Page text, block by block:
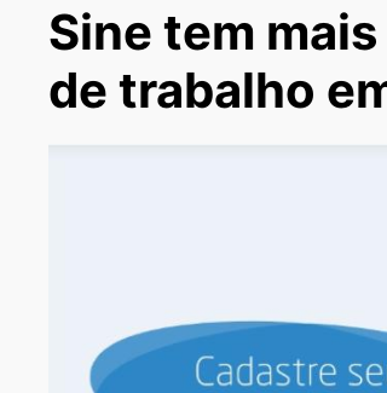
Sine tem
de trabalho